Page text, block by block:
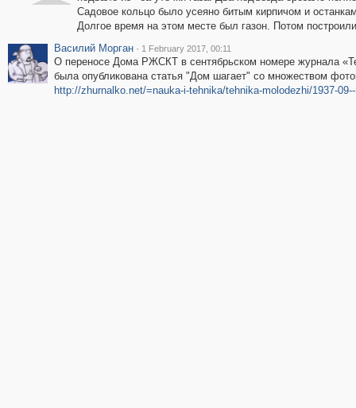
Садовое кольцо было усеяно битым кирпичом и
Долгое время на этом месте был газон. Потом
Василий Морган · 1 February 2017, 00:11
О переносе Дома РЖСКТ в сентябрьском номере журнала
была опубликована статья "Дом шагает" со множеством
http://zhurnalko.net/=nauka-i-tehnika/tehnika-molodezhi/1937-